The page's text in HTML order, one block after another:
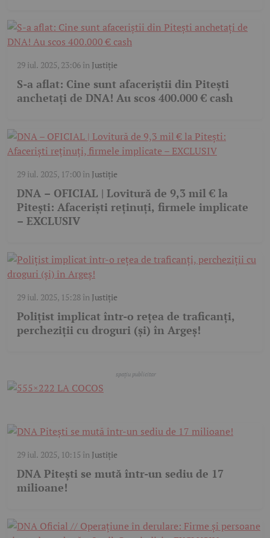
29 iul. 2025, 23:06în Justiție
S-a aflat: Cine sunt afaceriștii din Pitești
anchetați de DNA! Au scos 400.000 € cash
29 iul. 2025, 17:00în Justiție
DNA – OFICIAL | Lovitură de 9,3 mil € la
Pitești: Afaceriști reținuți, firmele implicate
– EXCLUSIV
29 iul. 2025, 15:28în Justiție
Polițist implicat într-o rețea de traficanți,
percheziții cu droguri (și) în Argeș!
29 iul. 2025, 10:15 în Justiție
DNA Pitești se mută într-un sediu de 17
milioane!